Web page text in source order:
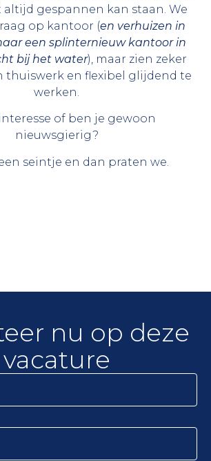
gespannen kan staan. We
op kantoor (en verhuizen in
een splinternieuw kantoor in
bij het water), maar zien zeker
thuiswerk en flexibel glijdend te
werken.
of ben je gewoon
nieuwsgierig?
seintje en dan praten we.
nu op deze
vacature